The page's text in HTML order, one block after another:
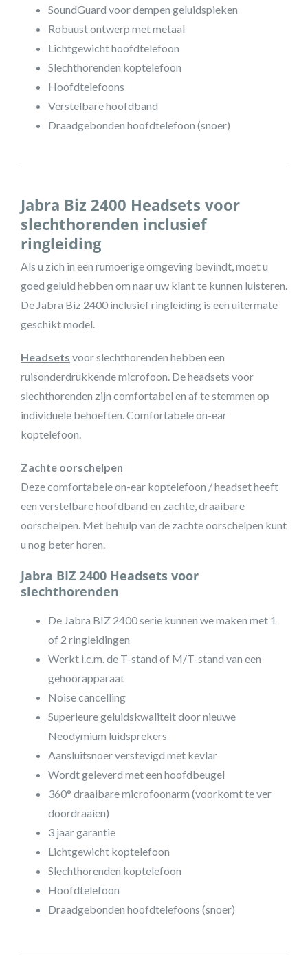
SoundGuard voor dempen geluidspieken
Robuust ontwerp met metaal
Lichtgewicht hoofdtelefoon
Slechthorenden koptelefoon
Hoofdtelefoons
Verstelbare hoofdband
Draadgebonden hoofdtelefoon (snoer)
Jabra Biz 2400 Headsets voor
slechthorenden inclusief
ringleiding
Als u zich in een rumoerige omgeving bevindt, moet u
goed geluid hebben om naar uw klant te kunnen luisteren.
De Jabra Biz 2400 inclusief ringleiding is een uitermate
geschikt model.
Headsets voor slechthorenden hebben een
ruisonderdrukkende microfoon. De headsets voor
slechthorenden zijn comfortabel en af te stemmen op
individuele behoeften. Comfortabele on-ear
koptelefoon.
Zachte oorschelpen
Deze comfortabele on-ear koptelefoon / headset heeft
een verstelbare hoofdband en zachte, draaibare
oorschelpen. Met behulp van de zachte oorschelpen kunt
u nog beter horen.
Jabra BIZ 2400 Headsets voor
slechthorenden
De Jabra BIZ 2400 serie kunnen we maken met 1
of 2 ringleidingen
Werkt i.c.m. de T-stand of M/T-stand van een
gehoorapparaat
Noise cancelling
Superieure geluidskwaliteit door nieuwe
Neodymium luidsprekers
Aansluitsnoer verstevigd met kevlar
Wordt geleverd met een hoofdbeugel
360° draaibare microfoonarm (voorkomt te ver
doordraaien)
3 jaar garantie
Lichtgewicht koptelefoon
Slechthorenden koptelefoon
Hoofdtelefoon
Draadgebonden hoofdtelefoons (snoer)